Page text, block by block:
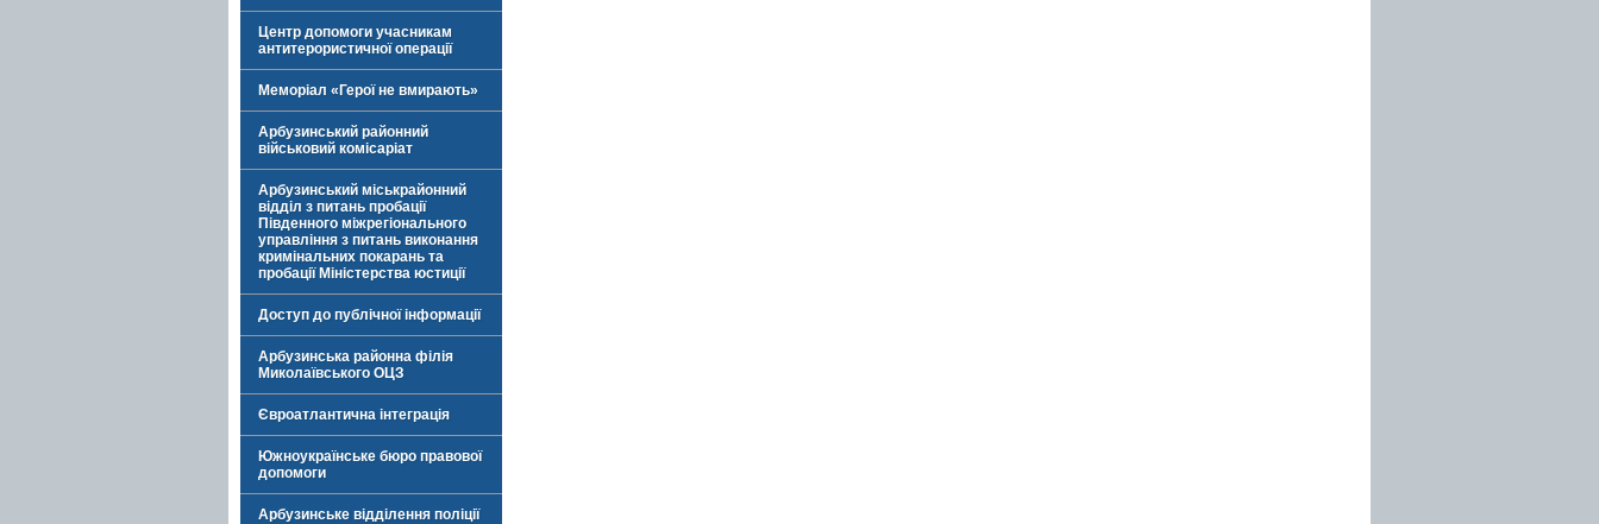
Центр допомоги учасникам
антитерористичної операції
Меморіал «Герої не вмирають»
Арбузинський районний
військовий комісаріат
Арбузинський міськрайонний
відділ з питань пробації
Південного міжрегіонального
управління з питань виконання
кримінальних покарань та
пробації Міністерства юстиції
Доступ до публічної інформації
Арбузинська районна філія
Миколаївського ОЦЗ
Євроатлантична інтеграція
Южноукраїнське бюро правової
допомоги
Арбузинське відділення поліції